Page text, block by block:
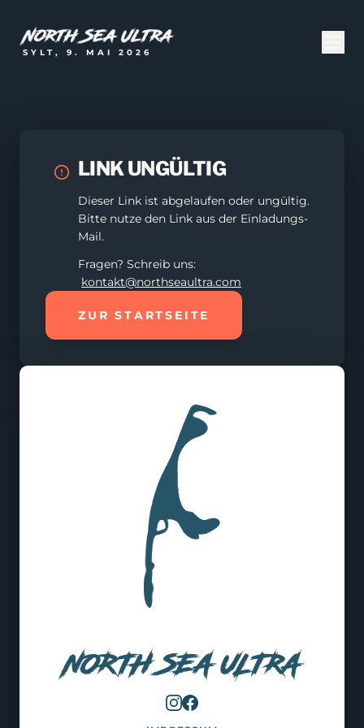
SYLT, 9. MAI 2026
LINK UNGÜLTIG
Dieser Link ist abgelaufen oder ungültig.
Bitte nutze den Link aus der Einladungs-
Mail.
Fragen? Schreib uns:
kontakt@northseaultra.com
ZUR STARTSEITE